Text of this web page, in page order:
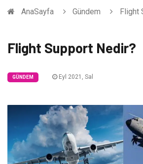
AnaSayfa Gündem Flight
Flight Support Nedir?
GÜNDEM Eyl 2021, Sal